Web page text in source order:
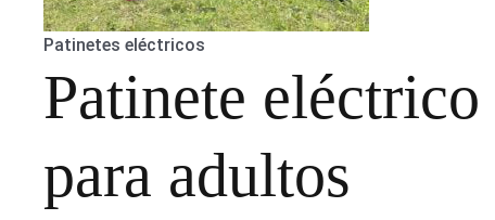
Patinetes eléctricos
Patinete eléctrico
para adultos